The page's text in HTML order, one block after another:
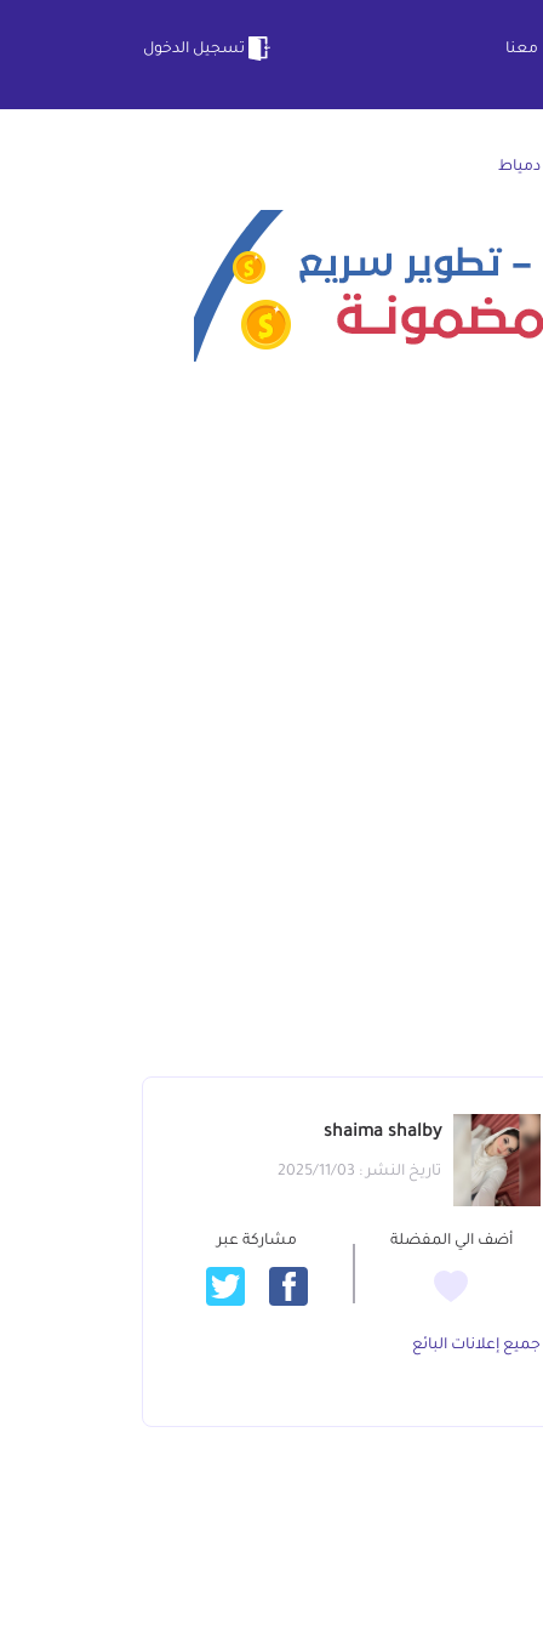
تسجيل الدخول
shaima shalby
تاريخ النشر : 2025/11/03
أضف الي المفضلة مشاركة عبر
جميع إعلانات البائع